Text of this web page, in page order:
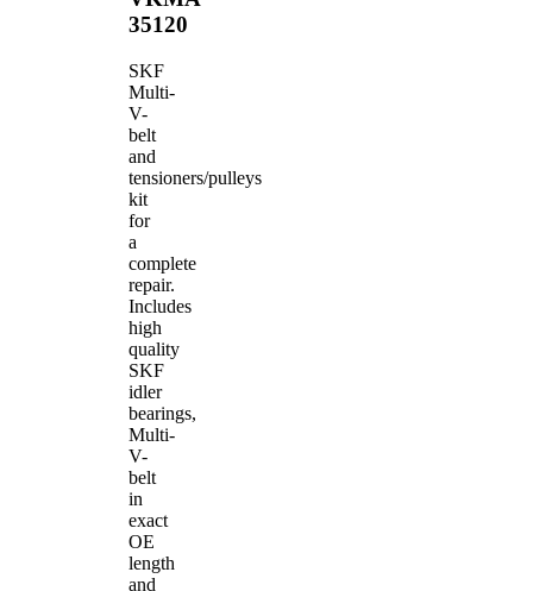
35120
SKF
Multi-
V-
belt
and
tensioners/pulleys
kit
for
a
complete
repair.
Includes
high
quality
SKF
idler
bearings,
Multi-
V-
belt
in
exact
OE
length
and